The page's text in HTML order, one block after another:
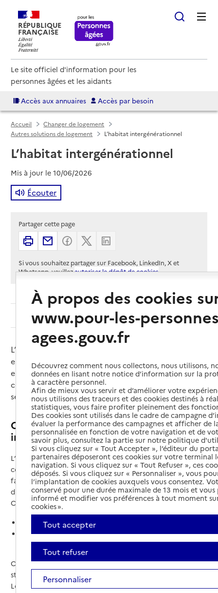
RÉPUBLIQUE
FRANÇAISE
Le site officiel d'information pour les
personnes âgées et les aidants
Accès aux annuaires Accès par besoin
Accueil
Changer de logement
Autres solutions de logement
L’habitat intergénérationnel
L’habitat intergénérationnel
Mis à jour le10/06/2026
Écouter
Partager cette page
ImprimerPartager par email
Partager sur Facebook
Partager sur X
Si vous souhaitez partager sur Facebook, LinkedIn, X et
Whatsapp, veuillezautoriser le dépôt de cookies.
Sommaire
L’habitat intergénérationnel favorise les échanges
entre générations, la solidarité, l’entraide et le vivre
ensemble, tout en offrant un cadre sécurisé et
convivial. Comment fonctionne-t-il ? Quelles sont
ses caractéristiques ?
Qu’est-ce que l’habitat
intergénérationnel ?
L’habitat intergénérationnel est un mode d’habitat qui se
compose de logements privatifs et d'espaces communs. Il
favorise la rencontre et l’entraide entre les personnes de
différentes générations.
Cet habitat s’adresse à tous les âges :
les personnes âgées souhaitant être entourées,
les étudiants, les jeunes actifs et les familles attirés
par un mode de vie solidaire.
Chacun dispose de son logement privatif (chambre,
studio ou appartement).
Les logements répondent aux besoins particuliers des
À propos des cookies
www.pour-les-
agees.gouv.fr
Découvrez comment nous collectons, nous utilisons,
données en lisant notre notice d’information sur la
à caractère personnel.
Afin de mieux vous servir et d’améliorer votre
nous utilisons des traceurs et des cookies destinés à
statistiques, vous faire profiter pleinement des
Des cookies sont utilisés dans le cadre de campagne
évaluer la performance des campagnes et afficher de
personnalisée en fonction de votre navigation et de
savoir plus, consultez la partie sur notre politique
Si vous cliquez sur « Tout Accepter », l’éditeur du
partenaires déposeront ces cookies sur votre terminal
navigation. Si vous cliquez sur « Tout Refuser », ces
déposés. Si vous cliquez sur « Personnaliser », vous
l’implantation de cookies auxquels vous consentez.
conservé pour une durée maximale de 13 mois et
informé et modifier vos préférences à tout moment
cookies ».
Tout accepter
Tout refuser
Personnaliser